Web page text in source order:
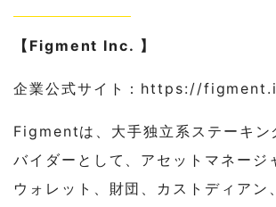
【Figment Inc. 】
企業公式サイト：https://
Figmentは、大手独立系ステーキン
バイダーとして、アセットマネージ
ウォレット、財団、カストディアン